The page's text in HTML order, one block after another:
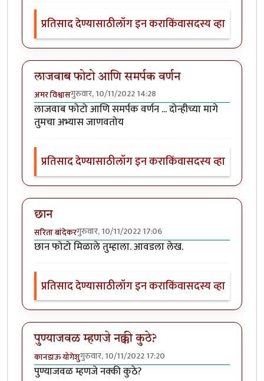
प्रतिसाद देण्यासाठीलॉग इन कराकिंवासदस्य व्हा
लाजवाब फोटो आणि समर्पक वर्णन
अमर विश्वासगुरुवार, 10/11/2022 14:28
लाजवाब फोटो आणि समर्पक वर्णन ... दोन्हीच्या मागे
तुमचा अभ्यास जाणवतोय
प्रतिसाद देण्यासाठीलॉग इन कराकिंवासदस्य व्हा
छान
सरिता बांदेकरगुरुवार, 10/11/2022 17:06
छान फोटो मिळाले तुम्हाला. आवडला लेख.
प्रतिसाद देण्यासाठीलॉग इन कराकिंवासदस्य व्हा
पुण्याजवळ म्हणजे नक्की कुठे?
कानडाऊ योगेशुगुरुवार, 10/11/2022 17:20
पुण्याजवळ म्हणजे नक्की कुठे?